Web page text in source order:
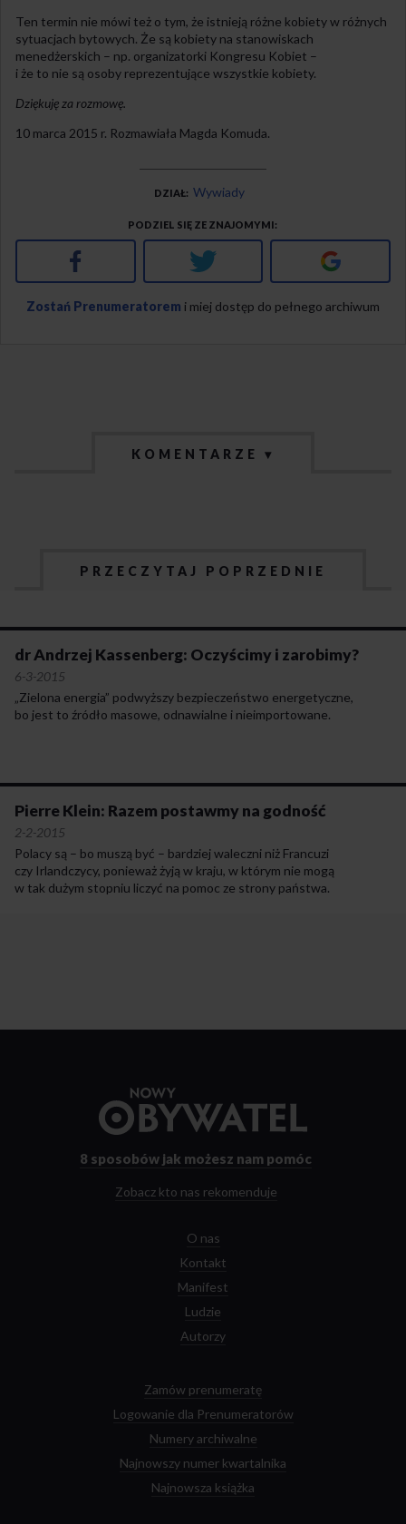
Ten termin nie mówi też o tym, że istnieją różne kobiety w różnych
sytuacjach bytowych. Że są kobiety na stanowiskach
menedżerskich – np. organizatorki Kongresu Kobiet –
i że to nie są osoby reprezentujące wszystkie kobiety.
Dziękuję za rozmowę.
10 marca 2015 r. Rozmawiała Magda Komuda.
DZIAŁ Wywiady
PODZIEL SIĘ ZE ZNAJOMYMI
Facebook Twitter Google+
Zostań Prenumeratorem i miej dostęp do pełnego archiwum
KOMENTARZE ▾
PRZECZYTAJ POPRZEDNIE
dr Andrzej Kassenberg: Oczyścimy i zarobimy?
6-3-2015
„Zielona energia” podwyższy bezpieczeństwo energetyczne,
bo jest to źródło masowe, odnawialne i nieimportowane.
Pierre Klein: Razem postawmy na godność
2-2-2015
Polacy są – bo muszą być – bardziej waleczni niż Francuzi
czy Irlandczycy, ponieważ żyją w kraju, w którym nie mogą
w tak dużym stopniu liczyć na pomoc ze strony państwa.
strony
8 sposobów jak możesz nam pomóc
Zobacz kto nas rekomenduje
O nas
Kontakt
Manifest
Ludzie
Autorzy
Zamów prenumeratę
Logowanie dla Prenumeratorów
Numery archiwalne
Najnowszy numer kwartalnika
Najnowsza książka